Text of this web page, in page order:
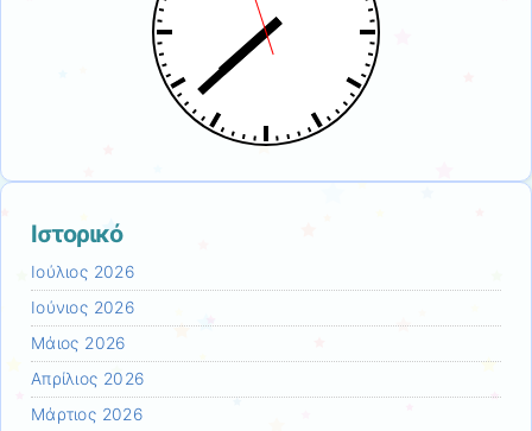
Ιστορικό
Ιούλιος 2026
Ιούνιος 2026
Μάιος 2026
Απρίλιος 2026
Μάρτιος 2026